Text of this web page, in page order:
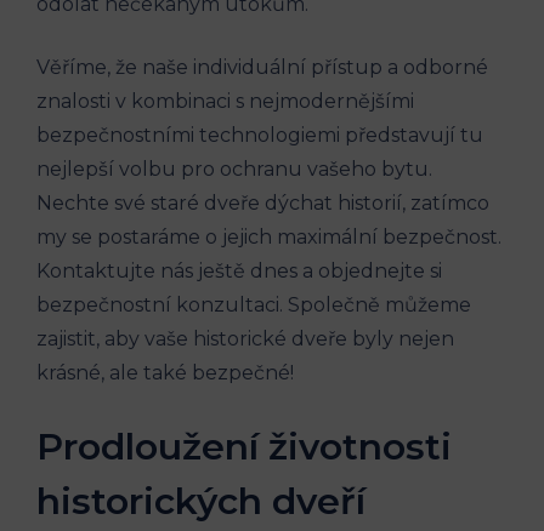
Věříme, že naše individuální přístup a odborné
znalosti v kombinaci s nejmodernějšími
bezpečnostními technologiemi představují tu
nejlepší volbu pro ochranu vašeho bytu.
Nechte své staré dveře dýchat historií, zatímco
my se postaráme o jejich maximální bezpečnost.
Kontaktujte nás ještě dnes a objednejte si
bezpečnostní konzultaci. Společně můžeme
zajistit, aby vaše historické dveře byly nejen
krásné, ale také bezpečné!
Prodloužení životnosti
historických dveří